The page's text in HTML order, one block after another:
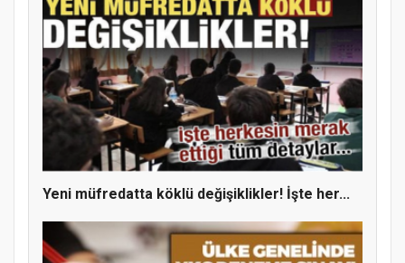
Yeni müfredatta köklü değişiklikler! İşte her...